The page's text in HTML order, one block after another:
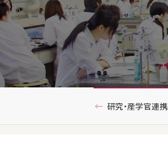
研究・産学官連携